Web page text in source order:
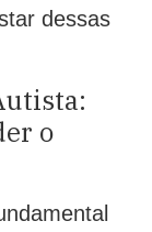
dessas
o